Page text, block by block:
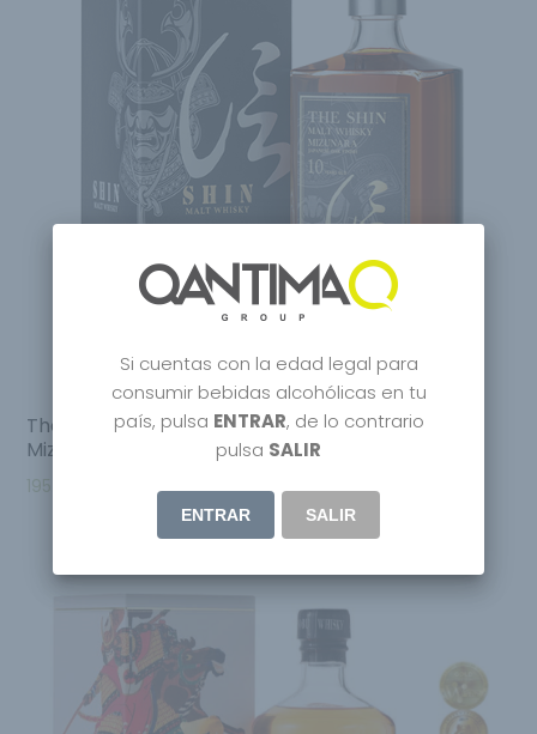
The Shin 10 Years Japanase Pure Malt Whisky
Mizunara OAK
195.95
Si cuentas con la edad legal para
consumir bebidas alcohólicas en tu
país, pulsa ENTRAR, de lo contrario
pulsa SALIR
ENTRAR SALIR